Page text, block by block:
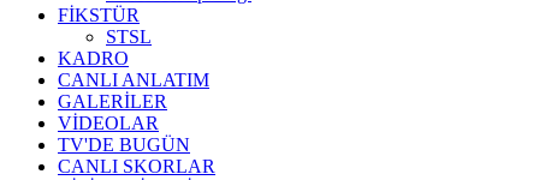
FİKSTÜR
STSL
KADRO
CANLI ANLATIM
GALERİLER
VİDEOLAR
TV'DE BUGÜN
CANLI SKORLAR